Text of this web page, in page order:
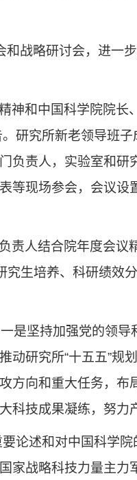
和战略研讨会，进一
神和中国科学院院长
研究所新老领导班
负责人，实验室和研
等现场参会，会议设
责人结合院年度会议
生培养、科研绩效
坚持加强党的领导
动研究所“十五五”规
方向和重大任务，布
技成果凝练，努力
论述和对中国科学
家战略科技力量主力